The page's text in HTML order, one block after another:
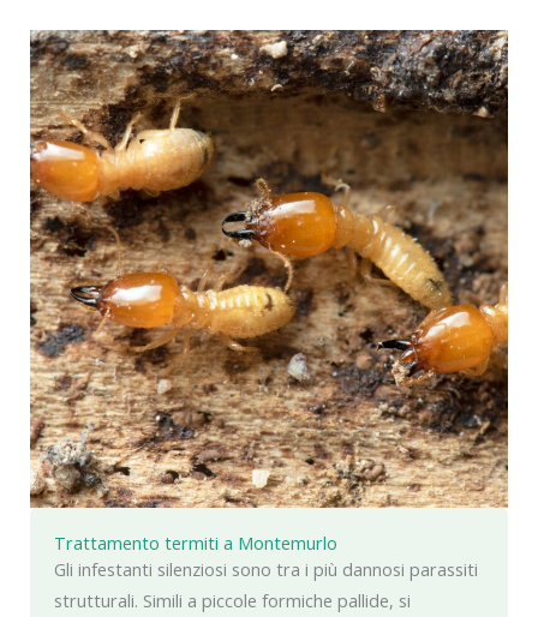
Trattamento termiti a Montemurlo
Gli infestanti silenziosi sono tra i più dannosi parassiti
strutturali. Simili a piccole formiche pallide, si